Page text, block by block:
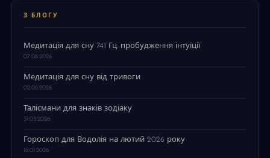
З БЛОГУ
Медитація для сну 741 Гц: пробудження інтуїції
07.08.2026
Медитація для сну від тривоги
02.08.2026
Талісмани для знаків зодіаку
31.03.2026
Гороскоп для Водолія на лютий 2026 року
16.01.2026